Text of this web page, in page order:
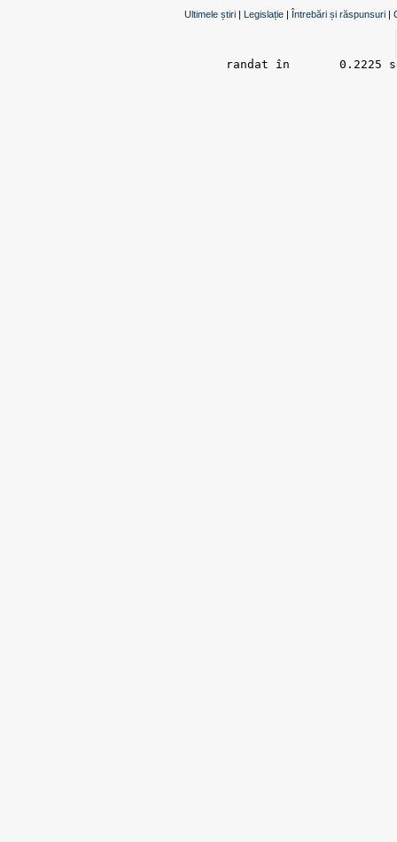
Ultimele știri | Legislație | Întrebări și răspunsuri |
randat în